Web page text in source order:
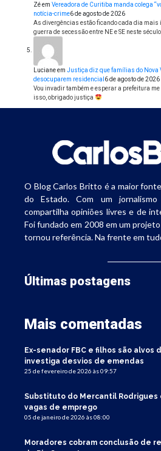
Zéem Vereadora de Curitiba manda colega
notícia-crime6 de agosto de 2026
As divergências estão ficando cada dia
guerra de secessão entre NE e SE neste
Lucianeem Justiça diz que famílias do Nova
desocuparem residencial 6 de agosto de 2026
Vou invadir também e esperar a prefeitura
isso, obrigado justiça
O Blog Carlos Britto é a maior
do Estado. Com um
compartilha opiniões livres e de
Foi fundado em 2008 em um
tornou referência. Na frente em
Últimas postagens
Mais comentadas
Ex-senador FBC e filhos são alvos
investiga desvios de emendas
25 de fevereiro de 2026 às 09:57
Substituto do Mercantil Rodrigues
vagas de emprego
05 de janeiro de 2026 às 08:00
Moradores cobram conclusão de